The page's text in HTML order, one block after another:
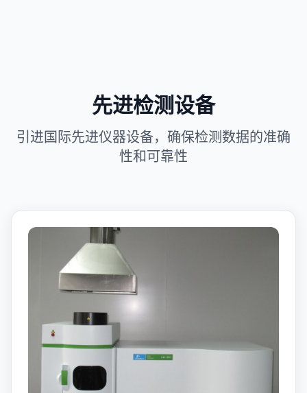
先进检测设备
引进国际先进仪器设备，确保检测数据的准确
性和可靠性